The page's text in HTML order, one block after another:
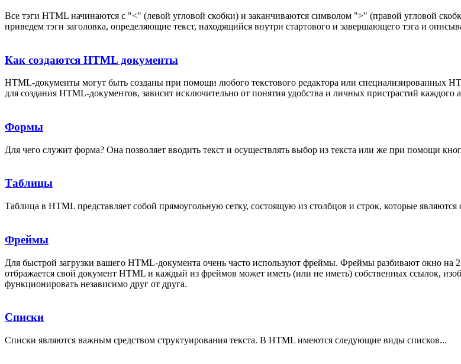
Все тэги HTML начинаются с "<" (левой угловой скобки) и заканчиваются символом ">" (правой угловой
приведем тэги заголовка, определяющие текст, находящийся внутри стартового и завершающего тэга и
Как создаются HTML документы
HTML-документы могут быть созданы при помощи любого текстового редактора или специализированных
для создания HTML-документов, зависит исключительно от понятия удобства и личных пристрастий каждого
Формы
Для чего служит форма? Она позволяет вводить текст и осуществлять выбор из текста или же при помощи
Таблицы
Таблица в HTML представляет собой прямоугольную сетку, состоящую из столбцов и строк, которые
Фреймы
Для быстрой загрузки вашего HTML-документа очень часто используют фреймы. Фреймы разбивают окно на
отбражается свой документ HTML и каждый из фреймов может иметь (или не иметь) собственных ссылок,
функционировать независимо друг от друга.
Списки
Списки являются важным средством структуирования текста. В HTML имеются следующие виды списков...